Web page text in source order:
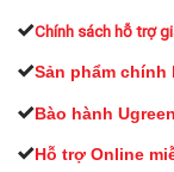
Chính sách hỗ trợ
Sản phẩm chính
Bào hành
Hỗ trợ Online